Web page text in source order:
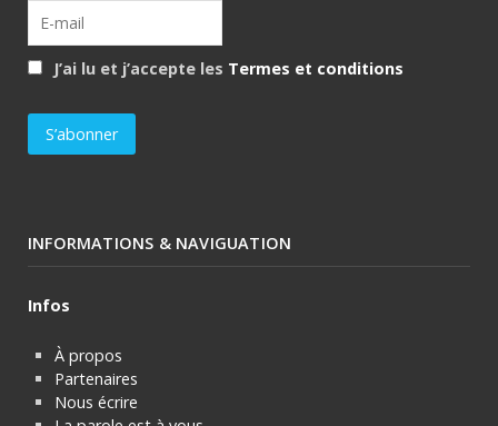
J’ai lu et j’accepte les Termes et conditions
INFORMATIONS & NAVIGUATION
Infos
À propos
Partenaires
Nous écrire